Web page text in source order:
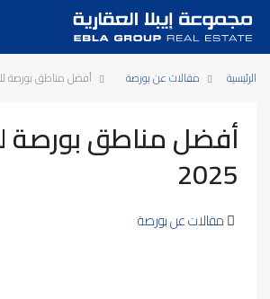
الرئيسية مقالات عن بورصة أفضل مناطق بورصة
أفضل مناطق بورصة
2025
مقالات عن بورصة